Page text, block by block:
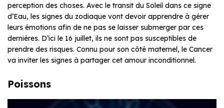
perception des choses. Avec le transit du Soleil dans ce signe
d’Eau, les signes du zodiaque vont devoir apprendre à gérer
leurs émotions afin de ne pas se laisser submerger par ces
dernières. D’ici le 16 juillet, ils ne sont pas susceptibles de
prendre des risques. Connu pour son côté maternel, le Cancer
va inviter les signes à partager cet amour inconditionnel.
Poissons